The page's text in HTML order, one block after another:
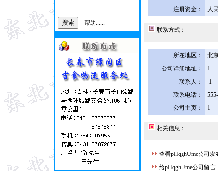
帮助......
注册资金：
人
联系方式：
所在地区：
北
公司详细地址：
1
联系人：
1
联系电话：
公司主页：
1
相关信息：
查看pHqghUme公司发
给pHqghUme公司留言